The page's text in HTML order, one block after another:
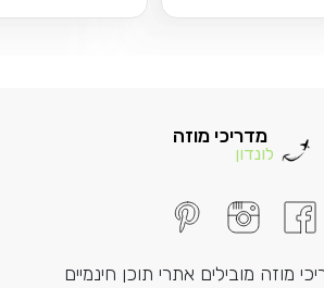
מדריכי מוזה
לונדון
2001, מדריכי מוזה מובילים אתרי תוכן חינמיים